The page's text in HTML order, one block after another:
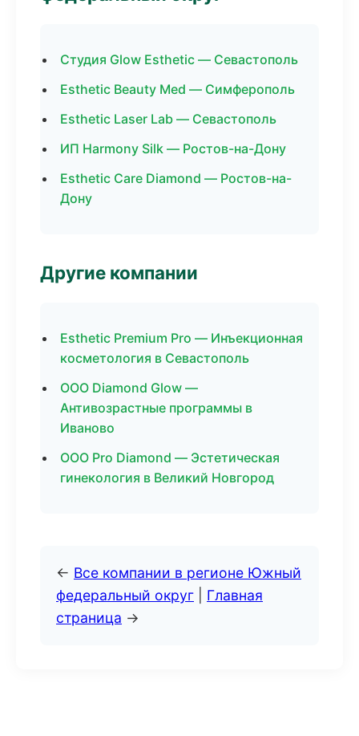
Студия Glow Esthetic — Севастополь
Esthetic Beauty Med — Симферополь
Esthetic Laser Lab — Севастополь
ИП Harmony Silk — Ростов-на-Дону
Esthetic Care Diamond — Ростов-на-
Дону
Другие компании
Esthetic Premium Pro — Инъекционная
косметология в Севастополь
ООО Diamond Glow —
Антивозрастные программы в
Иваново
ООО Pro Diamond — Эстетическая
гинекология в Великий Новгород
← Все компании в регионе Южный
федеральный округ
Главная
страница →